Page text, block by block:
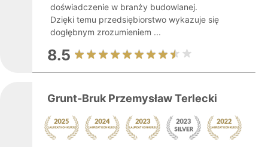
doświadczenie w branży budowlanej.
Dzięki temu przedsiębiorstwo wykazuje się
dogłębnym zrozumieniem ...
8.5
Grunt-Bruk Przemysław Terlecki